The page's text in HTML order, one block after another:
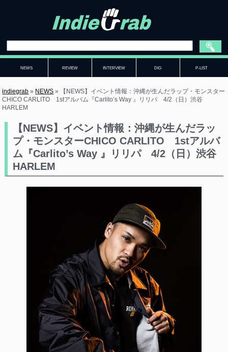
NEWS REVIEW INTERVIEW DIG P-LIST
indiegrab » NEWS »
【NEWS】イベント情報：沖縄が生んだラップ・モンスター
CHICO CARLITO 1stアルバム『Carlito’s Way 』リリパ 4/2（日）渋谷
HARLEM
【NEWS】イベント情報：沖縄が生んだラッ
プ・モンスターCHICO CARLITO 1stアルバ
ム『Carlito’s Way 』リリパ 4/2（日）渋谷
HARLEM